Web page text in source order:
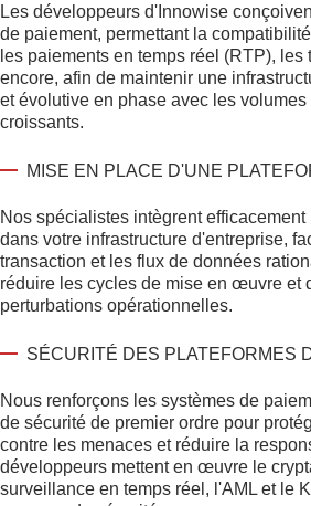
Les développeurs d'Innowise
de paiement, permettant la
les paiements en temps réel (RTP), les
encore, afin de maintenir une
et évolutive en phase avec les volumes
croissants.
MISE EN PLACE D'UNE
Nos spécialistes intègrent
dans votre infrastructure d'entreprise,
transaction et les flux de données
réduire les cycles de mise en œuvre et
perturbations opérationnelles.
SÉCURITÉ DES PLATEFORMES
Nous renforçons les systèmes de
de sécurité de premier ordre pour
contre les menaces et réduire la
développeurs mettent en œuvre le
surveillance en temps réel, l'AML et le